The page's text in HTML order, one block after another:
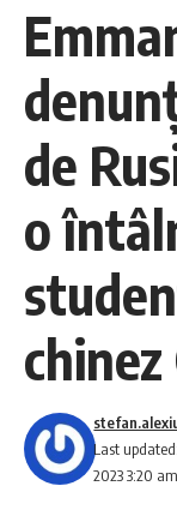
de
o
Last
2023 3:20 am